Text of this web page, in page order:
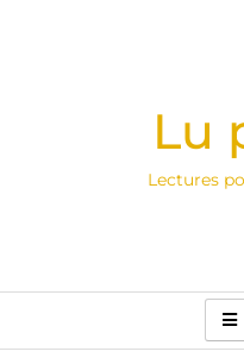
Lu
Lectures